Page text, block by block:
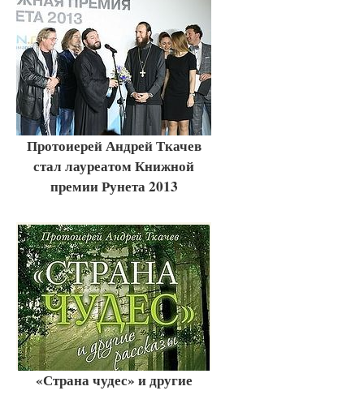
Протоиерей Андрей Ткачев
стал лауреатом Книжной
премии Рунета 2013
«Страна чудес» и другие